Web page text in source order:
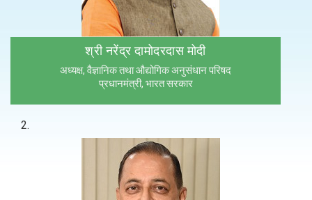
श्री नरेंद्र दामोदरदास मोदी
अध्यक्ष, वैज्ञानिक तथा औद्योगिक अनुसंधान परिषद
प्रधानमंत्री, भारत सरकार
2.